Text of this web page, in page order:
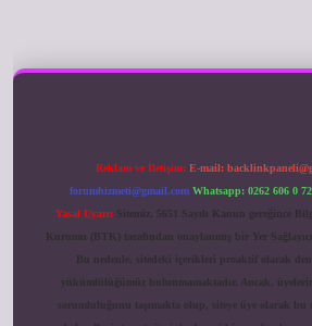
Reklam ve İletişim: E-mail:
forumhizmeti@gmail.com Whatsapp: 0262 606 0
Yasal Uyarı: Sitemiz, 5651 Sayılı Kanun gereğince
Kurumu (BTK) tarafından onaylanmış bir Yer
Bu nedenle, sitedeki içerikleri proaktif olarak
yükümlülüğümüz bulunmamaktadır. Ancak,
sorumluluğunu taşımakta olup, siteye üye olarak